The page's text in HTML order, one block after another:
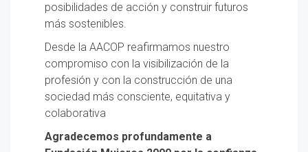
posibilidades de acción y construir futuros
más sostenibles.
Desde la AACOP reafirmamos nuestro
compromiso con la visibilización de la
profesión y con la construcción de una
sociedad más consciente, equitativa y
colaborativa
Agradecemos profundamente a